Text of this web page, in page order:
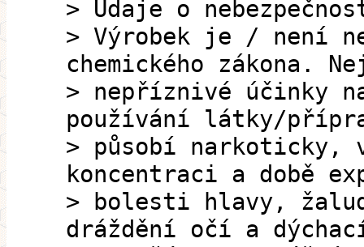
> Údaje o
> Výrobek je / není
chemického zákona.
> nepříznivé účinky
používání látky/
> působí narkoticky,
koncentraci a době
> bolesti hlavy,
dráždění očí a